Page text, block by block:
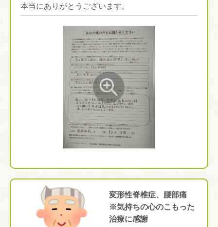
本当にありがとうございます。
変形性脊椎症、腰部痛
※気持ちの心のこもった
治療に感謝